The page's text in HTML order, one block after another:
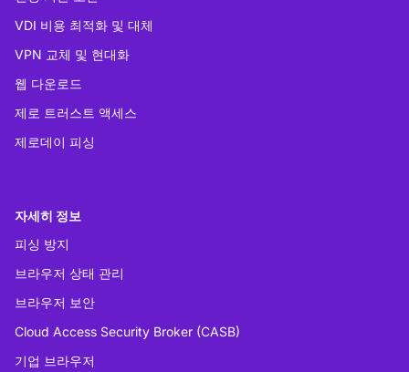
VDI 비용 최적화 및 대체
VPN 교체 및 현대화
웹 다운로드
제로 트러스트 액세스
제로데이 피싱
자세히 정보
피싱 방지
브라우저 상태 관리
브라우저 보안
Cloud Access Security Broker (CASB)
기업 브라우저